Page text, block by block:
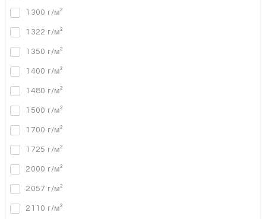
1300 г/м²
1322 г/м²
1350 г/м²
1400 г/м²
1480 г/м²
1500 г/м²
1700 г/м²
1725 г/м²
2000 г/м²
2057 г/м²
2110 г/м²